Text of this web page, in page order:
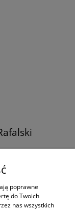
poprawne
do Twoich
nas wszystkich